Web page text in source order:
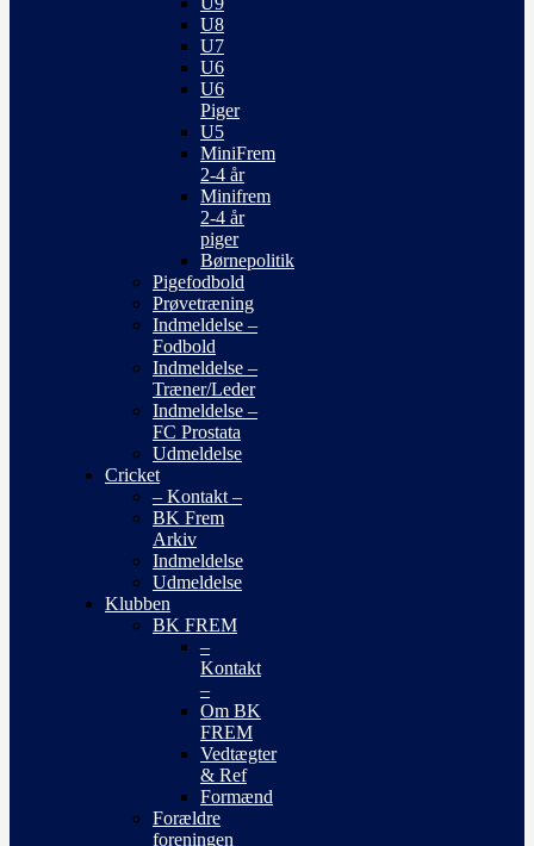
U8
U7
U6
U6
Piger
U5
MiniFrem
2-4 år
Minifrem
2-4 år
piger
Børnepolitik
Pigefodbold
Prøvetræning
Indmeldelse –
Fodbold
Indmeldelse –
Træner/Leder
Indmeldelse –
FC Prostata
Udmeldelse
Cricket
– Kontakt –
BK Frem
Arkiv
Indmeldelse
Udmeldelse
Klubben
BK FREM
–
Kontakt
–
Om BK
FREM
Vedtægter
& Ref
Formænd
Forældre
foreningen